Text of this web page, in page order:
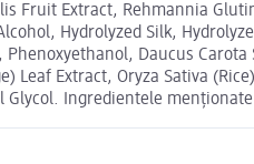
Extract, Rehmannia
Hydrolyzed Silk,
Daucus
Extract, Oryza Sativa
Ingredientele